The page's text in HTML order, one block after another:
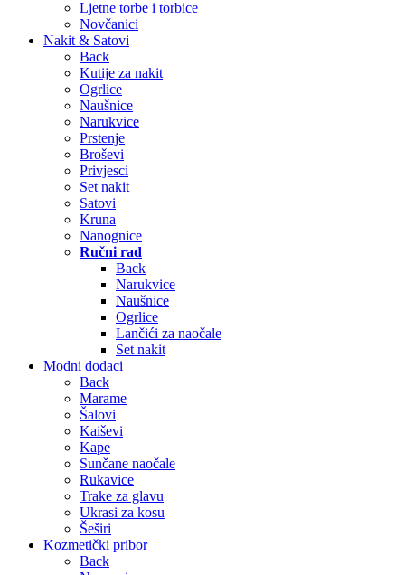
Ljetne torbe i torbice
Novčanici
Nakit & Satovi
Back
Kutije za nakit
Ogrlice
Naušnice
Narukvice
Prstenje
Broševi
Privjesci
Set nakit
Satovi
Kruna
Nanognice
Ručni rad
Back
Narukvice
Naušnice
Ogrlice
Lančići za naočale
Set nakit
Modni dodaci
Back
Marame
Šalovi
Kaiševi
Kape
Sunčane naočale
Rukavice
Trake za glavu
Ukrasi za kosu
Šeširi
Kozmetički pribor
Back